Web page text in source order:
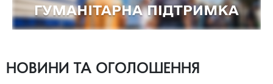
НОВИНИ ТА ОГОЛОШЕННЯ